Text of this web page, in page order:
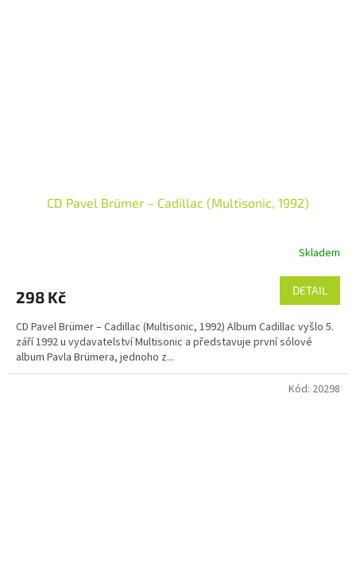
CD Pavel Brümer – Cadillac (Multisonic, 1992)
Skladem
298 Kč DETAIL
CD Pavel Brümer – Cadillac (Multisonic, 1992) Album Cadillac vyšlo 5.
září 1992 u vydavatelství Multisonic a představuje první sólové
album Pavla Brümera, jednoho z...
Kód: 20298